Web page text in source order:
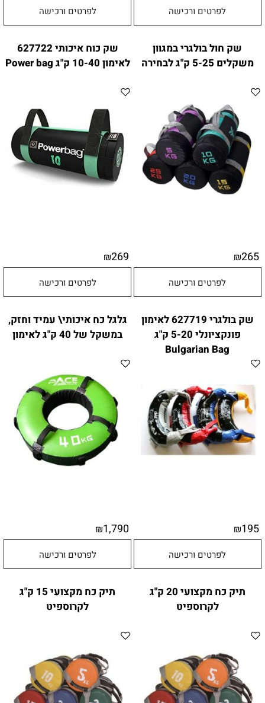
לפרטים ורכישה לפרטים ורכישה
שק חול בולגרי במגוון
משקלים 5-25 ק"ג לבחירה
₪265
לפרטים ורכישה
שק כוח איכותי 627722
לאימון 10-40 ק"ג Power bag
₪269
לפרטים ורכישה
שק בולגרי 627719 לאימון
פונקציונלי 5-20 ק"ג
Bulgarian Bag
₪195
לפרטים ורכישה
גלגל כח איכותי\ עמיד וחזק,
במשקל של 40 ק"ג לאימון
₪1,790
לפרטים ורכישה
תיק כח מקצועי 20 ק"ג
לקרוספיט
תיק כח מקצועי 15 ק"ג
לקרוספיט